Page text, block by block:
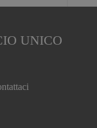
UNICO